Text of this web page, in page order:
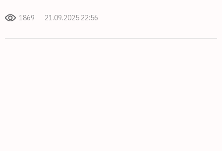
1869 21.09.2025 22:56